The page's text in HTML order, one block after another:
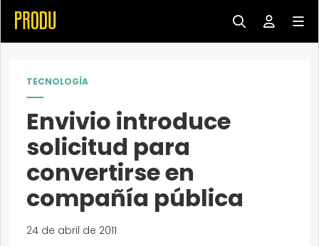
TECNOLOGÍA
Envivio introduce
solicitud para
convertirse en
compañía pública
24 de abril de 2011